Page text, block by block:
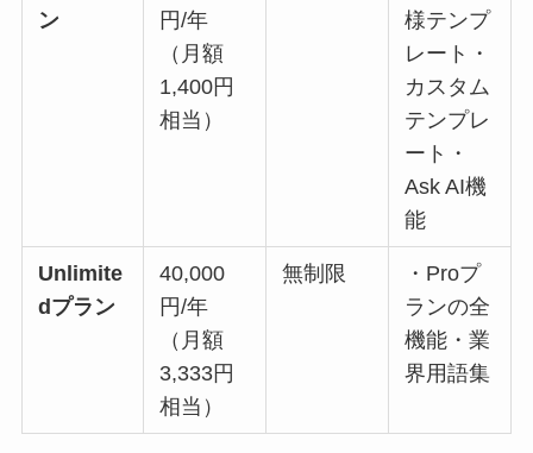
ン
円/年
（月額
1,400円
相当）
様テンプ
レート・
カスタム
テンプレ
ート・
Ask AI機
能
Unlimite
dプラン
40,000
円/年
（月額
3,333円
相当）
無制限
・Proプ
ランの全
機能・業
界用語集